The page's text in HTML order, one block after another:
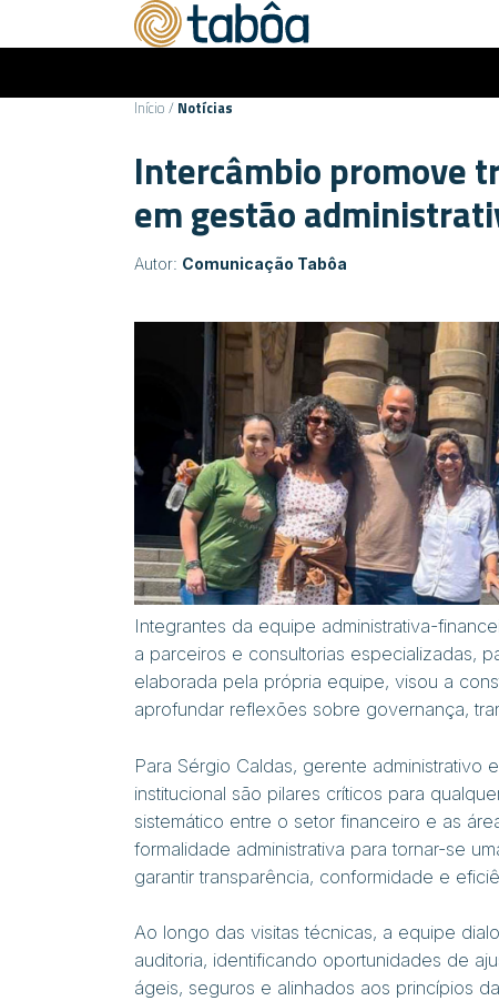
Início / Notícias
Intercâmbio promove
em gestão
Autor: Comunicação Tabôa
Integrantes da equipe administrativa-
a parceiros e consultorias especializadas,
elaborada pela própria equipe, visou a
aprofundar reflexões sobre governança,
Para Sérgio Caldas, gerente
institucional são pilares críticos para
sistemático entre o setor financeiro e as
formalidade administrativa para tornar-se
garantir transparência, conformidade e
Ao longo das visitas técnicas, a equipe
auditoria, identificando oportunidades de
ágeis, seguros e alinhados aos princípios